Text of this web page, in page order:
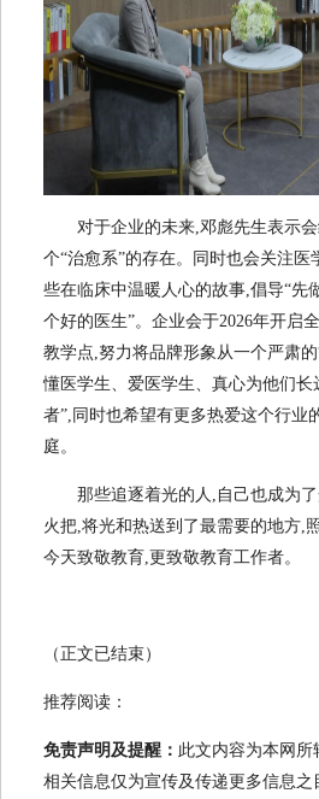
对于企业的未来,邓彪先生表示
个“治愈系”的存在。同时也会关注医
些在临床中温暖人心的故事,倡导“先
个好的医生”。企业会于2026年开启
教学点,努力将品牌形象从一个严肃
懂医学生、爱医学生、真心为他们长
者”,同时也希望有更多热爱这个行业
庭。
那些追逐着光的人,自己也成为
火把,将光和热送到了最需要的地方,
今天致敬教育,更致敬教育工作者。
（正文已结束）
推荐阅读：
免责声明及提醒： 此文内容为本网
相关信息仅为宣传及传递更多信息